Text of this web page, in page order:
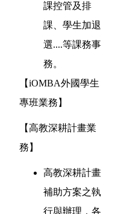
課控管及排
課、學生加退
選....等課務事
務。
【iOMBA外國學生
專班業務】
【高教深耕計畫業
務】
高教深耕計畫
補助方案之執
行與辦理，各